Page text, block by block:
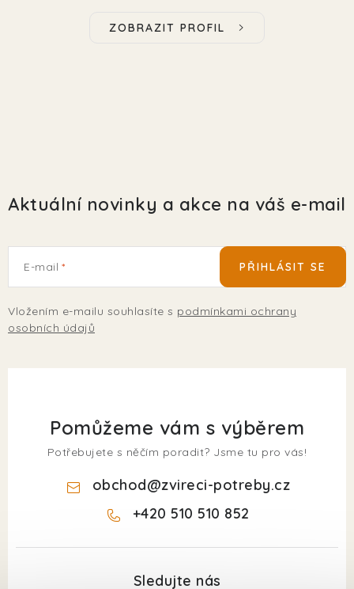
ZOBRAZIT PROFIL
Aktuální novinky a akce na váš e-mail
E-mail
Vložením e-mailu souhlasíte s podmínkami ochrany
osobních údajů
PŘIHLÁSIT SE
Pomůžeme vám s výběrem
Potřebujete s něčím poradit? Jsme tu pro vás!
obchod@zvireci-potreby.cz
+420 510 510 852